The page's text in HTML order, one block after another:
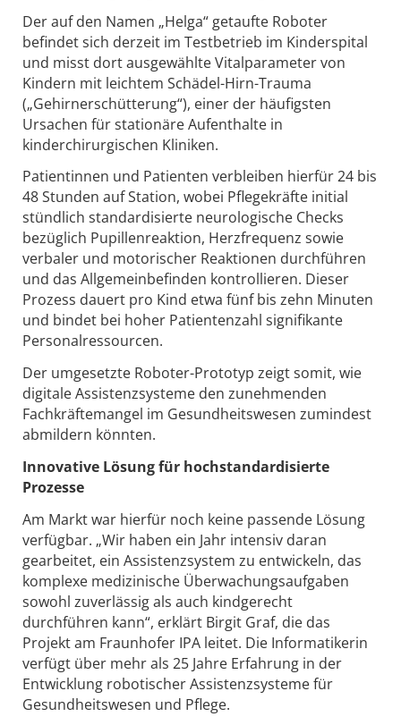
Der auf den Namen „Helga“ getaufte Roboter
befindet sich derzeit im Testbetrieb im Kinderspital
und misst dort ausgewählte Vitalparameter von
Kindern mit leichtem Schädel-Hirn-Trauma
(„Gehirnerschütterung“), einer der häufigsten
Ursachen für stationäre Aufenthalte in
kinderchirurgischen Kliniken.
Patientinnen und Patienten verbleiben hierfür 24 bis
48 Stunden auf Station, wobei Pflegekräfte initial
stündlich standardisierte neurologische Checks
bezüglich Pupillenreaktion, Herzfrequenz sowie
verbaler und motorischer Reaktionen durchführen
und das Allgemeinbefinden kontrollieren. Dieser
Prozess dauert pro Kind etwa fünf bis zehn Minuten
und bindet bei hoher Patientenzahl signifikante
Personalressourcen.
Der umgesetzte Roboter-Prototyp zeigt somit, wie
digitale Assistenzsysteme den zunehmenden
Fachkräftemangel im Gesundheitswesen zumindest
abmildern könnten.
Innovative Lösung für hochstandardisierte
Prozesse
Am Markt war hierfür noch keine passende Lösung
verfügbar. „Wir haben ein Jahr intensiv daran
gearbeitet, ein Assistenzsystem zu entwickeln, das
komplexe medizinische Überwachungsaufgaben
sowohl zuverlässig als auch kindgerecht
durchführen kann“, erklärt Birgit Graf, die das
Projekt am Fraunhofer IPA leitet. Die Informatikerin
verfügt über mehr als 25 Jahre Erfahrung in der
Entwicklung robotischer Assistenzsysteme für
Gesundheitswesen und Pflege.